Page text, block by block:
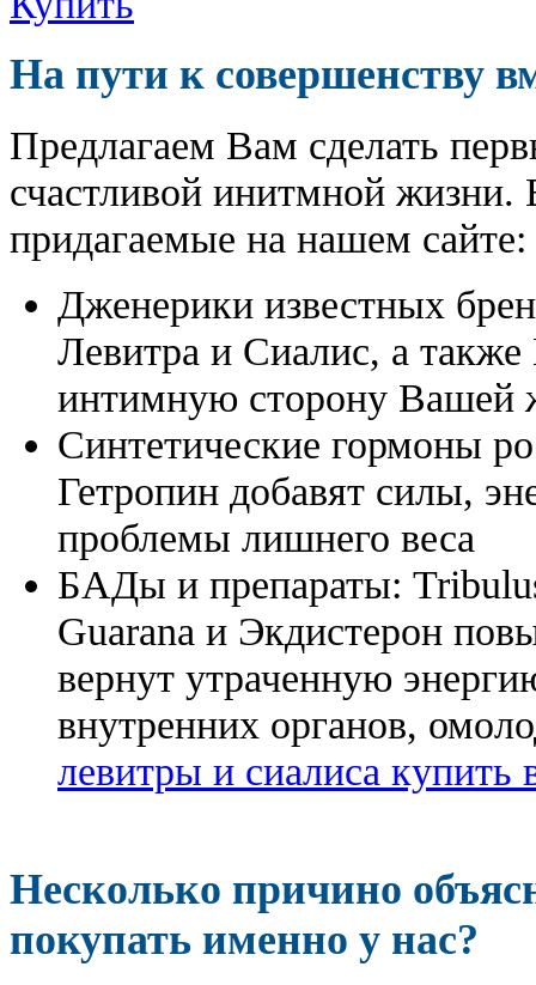
На пути к совершенству
Предлагаем Вам сделать
счастливой инитмной жизни.
придагаемые на нашем сайте:
Дженерики известных
Левитра и Сиалис, а
интимную сторону Вашей
Синтетические гормоны
Гетропин добавят силы,
проблемы лишнего веса
БАДы и препараты:
Guarana и Экдистерон
вернут утраченную
внутренних органов,
левитры и сиалиса купить
Несколько причино
покупать именно у нас?